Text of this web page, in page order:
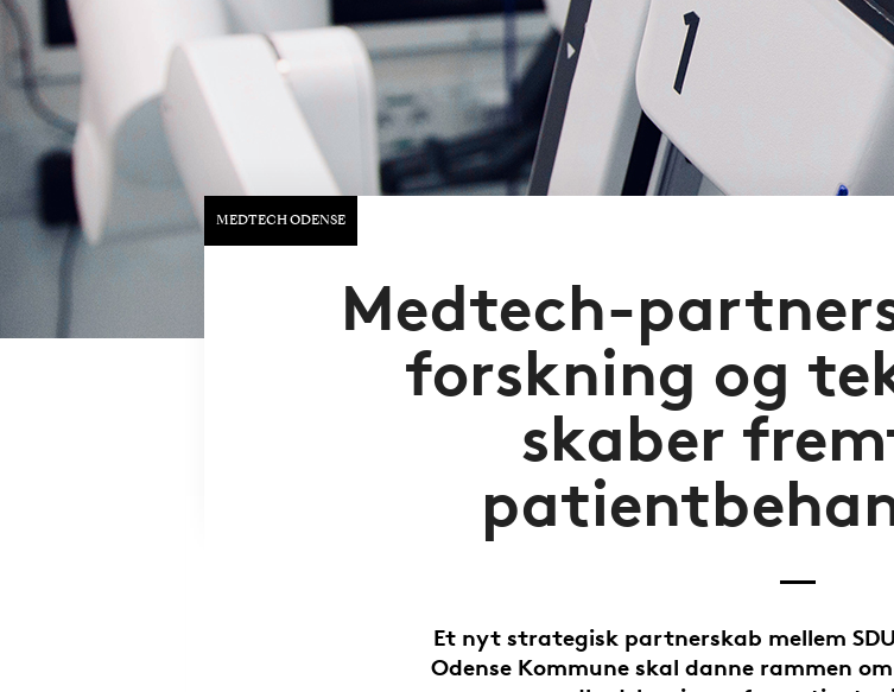
MEDTECH ODENSE
Medtech-
forskning og
skaber
Et nyt strategisk partnerskab mellem
Odense Kommune skal danne rammen